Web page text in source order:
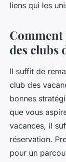
liens qui les
des clubs
Il suffit de
club des
bonnes
que vous
vacances, il
réservation.
pour un